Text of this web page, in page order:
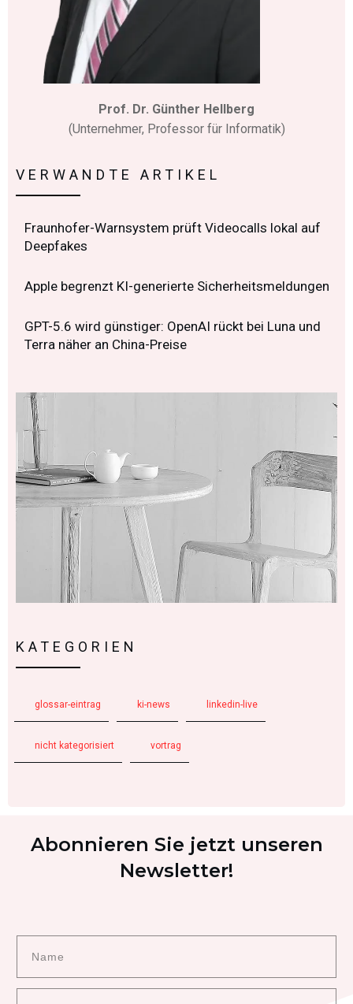
Prof. Dr. Günther Hellberg
(Unternehmer, Professor für Informatik)
VERWANDTE ARTIKEL
Fraunhofer-Warnsystem prüft Videocalls lokal auf
Deepfakes
Apple begrenzt KI-generierte Sicherheitsmeldungen
GPT-5.6 wird günstiger: OpenAI rückt bei Luna und
Terra näher an China-Preise
KATEGORIEN
glossar-eintrag ki-news linkedin-live
nicht kategorisiert vortrag
Abonnieren Sie jetzt unseren
Newsletter!